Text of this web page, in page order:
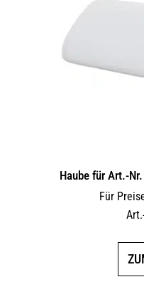
Haube für Art.-
Für